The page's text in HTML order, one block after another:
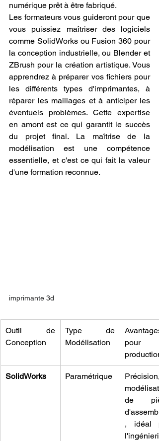
numérique prêt à être fabriqué.
Les formateurs vous guideront pour que
vous puissiez maîtriser des logiciels
comme SolidWorks ou Fusion 360 pour
la conception industrielle, ou Blender et
ZBrush pour la création artistique. Vous
apprendrez à préparer vos fichiers pour
les différents types d'imprimantes, à
réparer les maillages et à anticiper les
éventuels problèmes. Cette expertise
en amont est ce qui garantit le succès
du projet final. La maîtrise de la
modélisation est une compétence
essentielle, et c'est ce qui fait la valeur
d'une formation reconnue.
imprimante 3d
Outil de
Conception
Type de
Modélisation
Avantages
pour
production
SolidWorks Paramétrique
Précision,
de
, idéal